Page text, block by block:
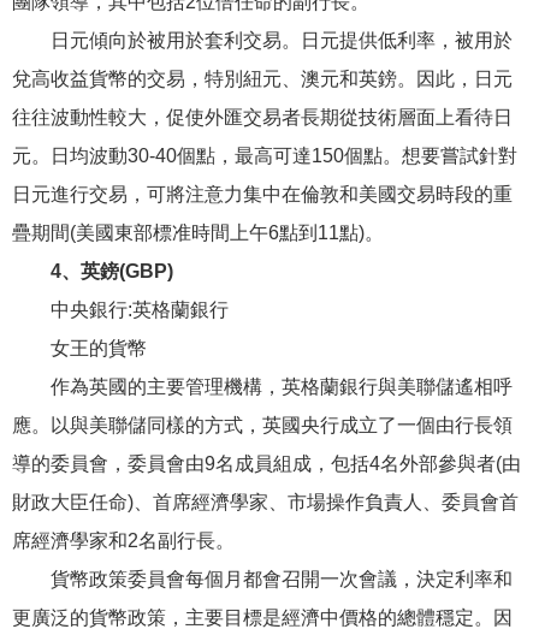
日元傾向於被用於套利交易。日元提供低利率，被用於
兌高收益貨幣的交易，特別紐元、澳元和英鎊。因此，日元
往往波動性較大，促使外匯交易者長期從技術層面上看待日
元。日均波動30-40個點，最高可達150個點。想要嘗試針對
日元進行交易，可將注意力集中在倫敦和美國交易時段的重
疊期間(美國東部標准時間上午6點到11點)。
4、英鎊(GBP)
中央銀行:英格蘭銀行
女王的貨幣
作為英國的主要管理機構，英格蘭銀行與美聯儲遙相呼
應。以與美聯儲同樣的方式，英國央行成立了一個由行長領
導的委員會，委員會由9名成員組成，包括4名外部參與者(由
財政大臣任命)、首席經濟學家、市場操作負責人、委員會首
席經濟學家和2名副行長。
貨幣政策委員會每個月都會召開一次會議，決定利率和
更廣泛的貨幣政策，主要目標是經濟中價格的總體穩定。因